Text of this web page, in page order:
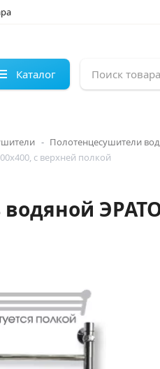
Каталог
Полотенцесушители
с верхней полкой